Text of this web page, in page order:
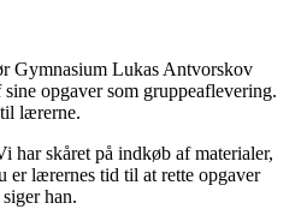
Gymnasium Lukas Antvorskov
opgaver som gruppeaflevering.
til lærerne.
har skåret på indkøb af materialer,
er lærernes tid til at rette opgaver
han.